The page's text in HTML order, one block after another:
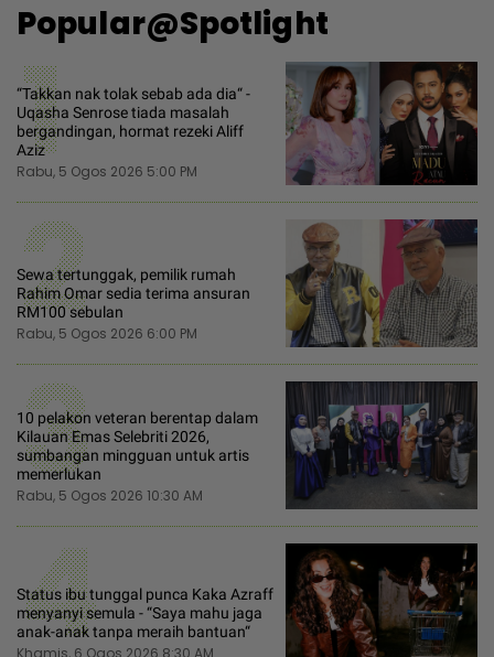
Popular@Spotlight
1
“Takkan nak tolak sebab ada dia“ -
Uqasha Senrose tiada masalah
bergandingan, hormat rezeki Aliff
Aziz
Rabu, 5 Ogos 2026 5:00 PM
2
Sewa tertunggak, pemilik rumah
Rahim Omar sedia terima ansuran
RM100 sebulan
Rabu, 5 Ogos 2026 6:00 PM
3
10 pelakon veteran berentap dalam
Kilauan Emas Selebriti 2026,
sumbangan mingguan untuk artis
memerlukan
Rabu, 5 Ogos 2026 10:30 AM
4
Status ibu tunggal punca Kaka Azraff
menyanyi semula - “Saya mahu jaga
anak-anak tanpa meraih bantuan“
Khamis, 6 Ogos 2026 8:30 AM